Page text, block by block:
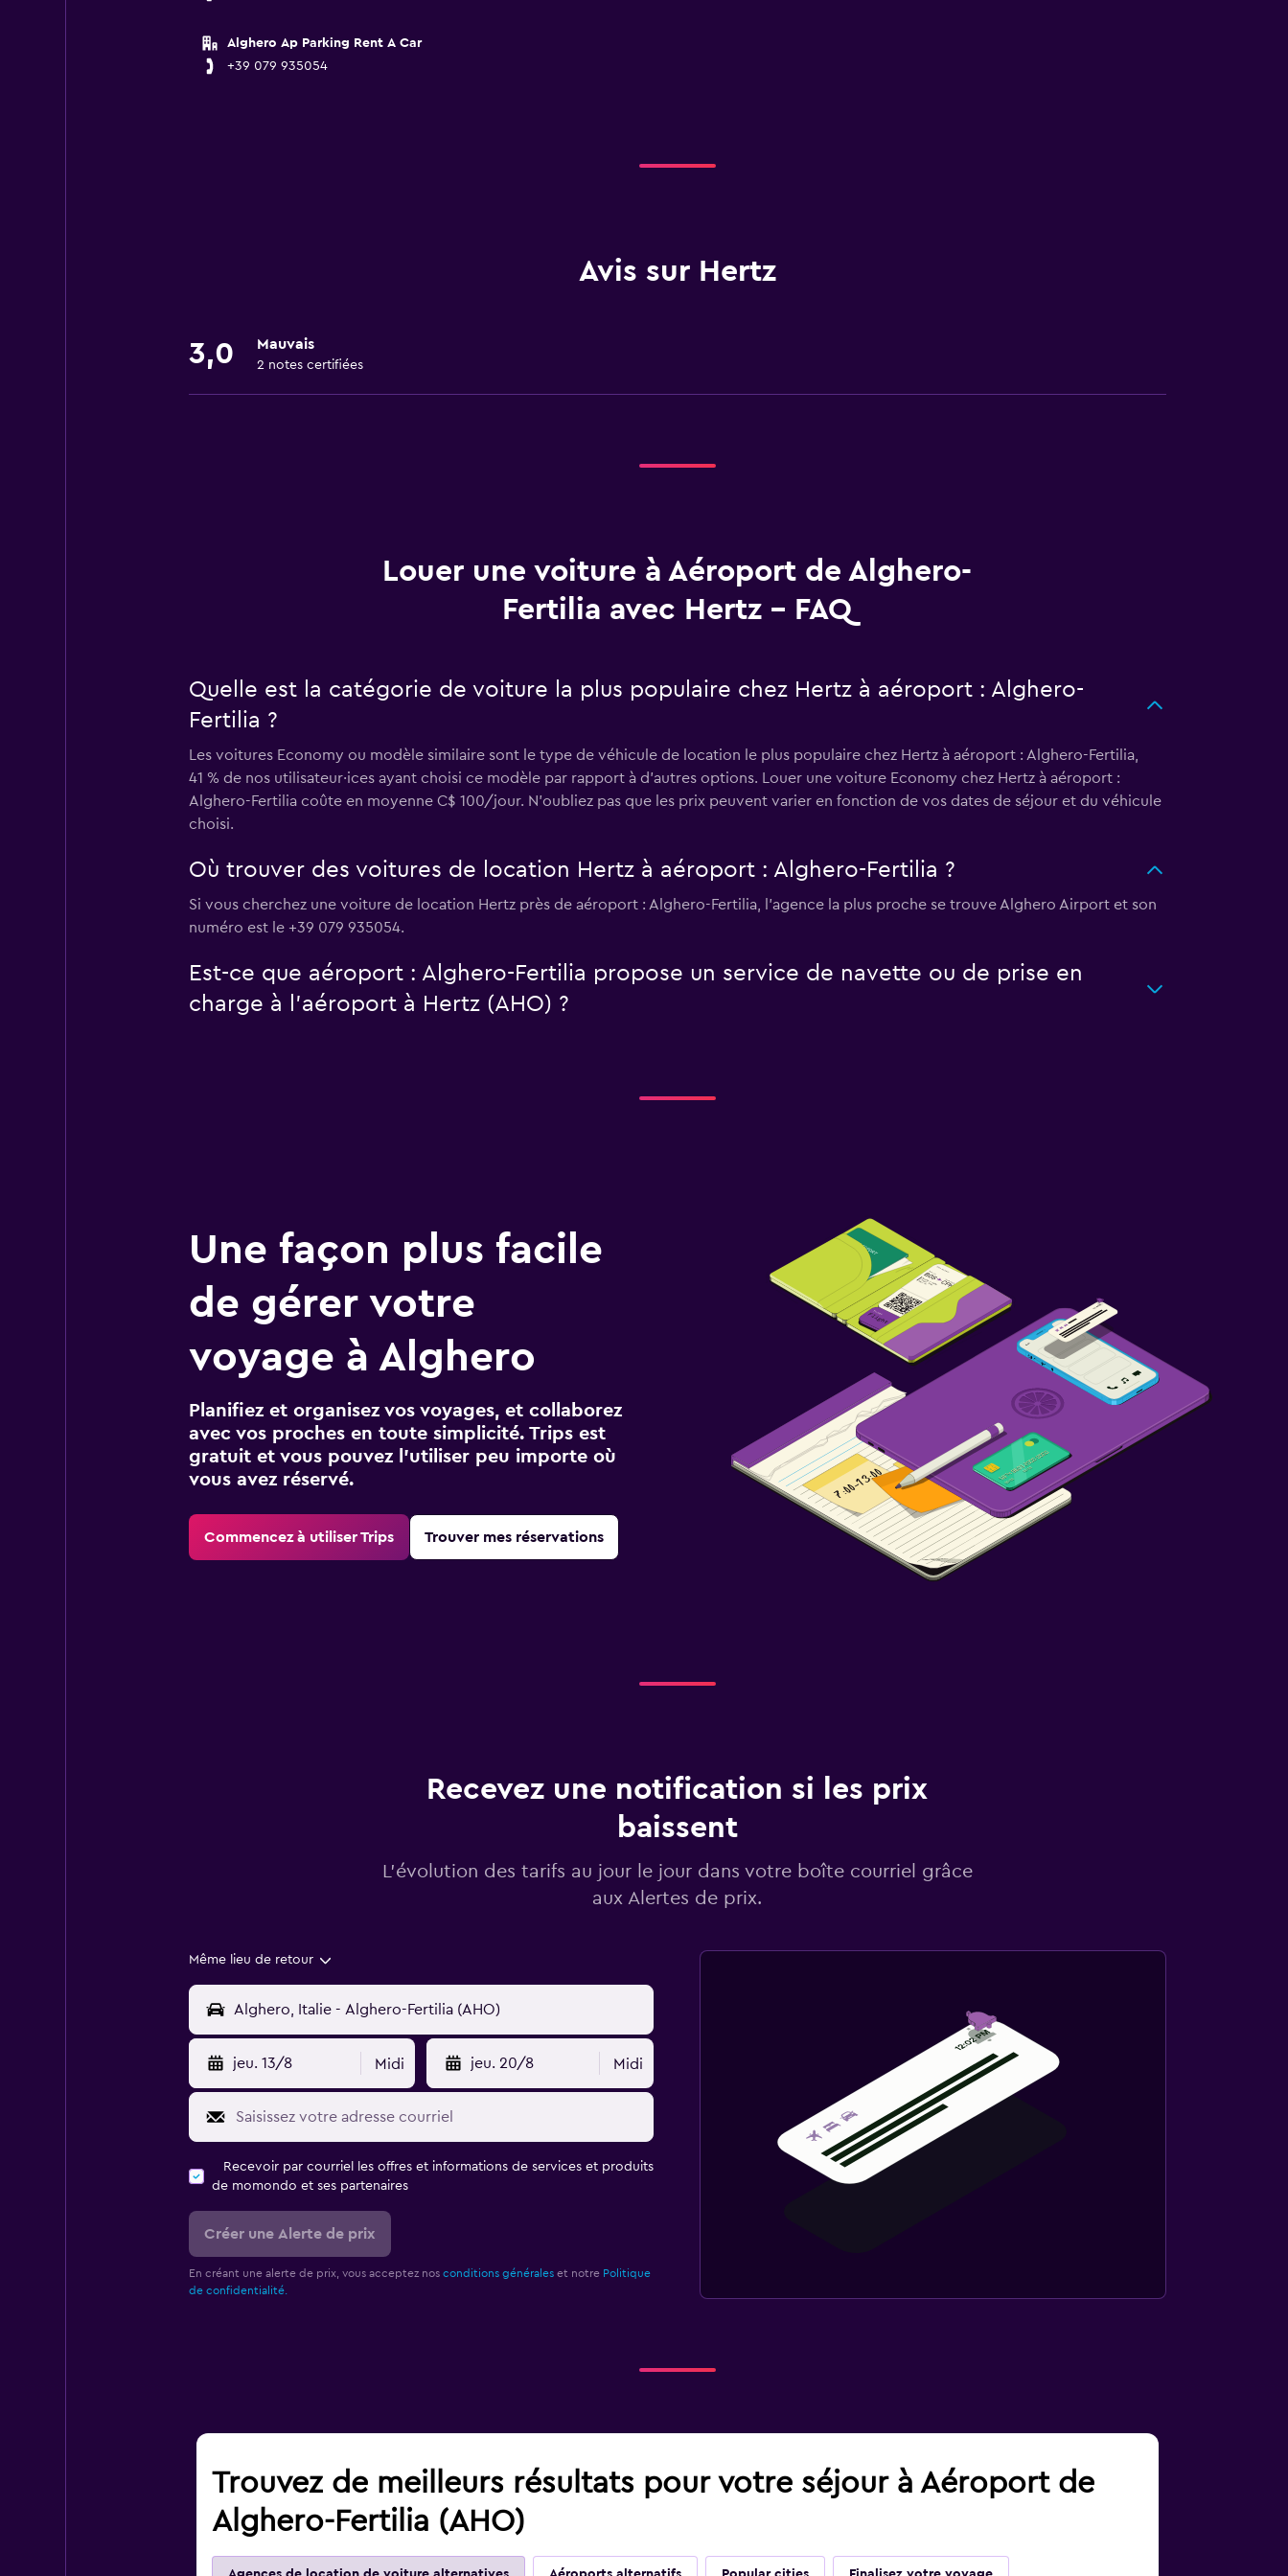
Alghero Ap Parking Rent A Car
+39 079 935054
Avis sur Hertz
3,0 Mauvais
2 notes certifiées
Louer une voiture à Aéroport de Alghero-
Fertilia avec Hertz - FAQ
Quelle est la catégorie de voiture la plus populaire chez Hertz à aéroport : Alghero-
Fertilia ?
Les voitures Economy ou modèle similaire sont le type de véhicule de location le plus populaire chez Hertz à aéroport : Alghero-Fertilia,
41 % de nos utilisateur·ices ayant choisi ce modèle par rapport à d’autres options. Louer une voiture Economy chez Hertz à aéroport :
Alghero-Fertilia coûte en moyenne C$ 100/jour. N'oubliez pas que les prix peuvent varier en fonction de vos dates de séjour et du véhicule
choisi.
Où trouver des voitures de location Hertz à aéroport : Alghero-Fertilia ?
Si vous cherchez une voiture de location Hertz près de aéroport : Alghero-Fertilia, l’agence la plus proche se trouve Alghero Airport et son
numéro est le +39 079 935054.
Est-ce que aéroport : Alghero-Fertilia propose un service de navette ou de prise en
charge à l’aéroport à Hertz (AHO) ?
Une façon plus facile
de gérer votre
voyage à Alghero
Planifiez et organisez vos voyages, et collaborez
avec vos proches en toute simplicité. Trips est
gratuit et vous pouvez l’utiliser peu importe où
vous avez réservé.
Commencez à utiliser Trips Trouver mes réservations
Recevez une notification si les prix
baissent
L’évolution des tarifs au jour le jour dans votre boîte courriel grâce
aux Alertes de prix.
Même lieu de retour
jeu. 13/8 Midi jeu. 20/8 Midi
Recevoir par courriel les offres et informations de services et produits
de momondo et ses partenaires
Créer une Alerte de prix
En créant une alerte de prix, vous acceptez nos conditions généraleset notre Politique
de confidentialité.
Trouvez de meilleurs résultats pour votre séjour à Aéroport de
Alghero-Fertilia (AHO)